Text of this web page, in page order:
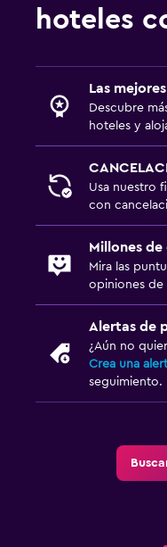
hoteles
Las
Descubre
hoteles y
Usa nuestro
con
Millones
Mira las
opiniones de
Alertas de
¿Aún no
Crea una
seguimiento.